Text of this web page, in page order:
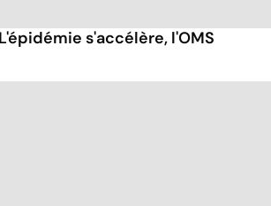
s'accélère, l'OMS